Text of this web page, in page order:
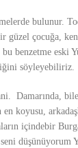
bulunur.
çocuğa,
benzetme eski
söyleyebiliriz.
Damarında,
en koyusu,
içindebir
düşünüyorum